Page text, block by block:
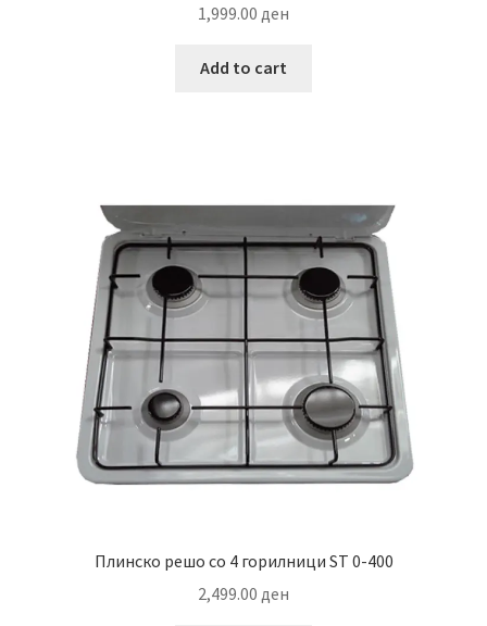
1,999.00 ден
Add to cart
Плинско решо со 4 горилници ST 0-400
2,499.00 ден